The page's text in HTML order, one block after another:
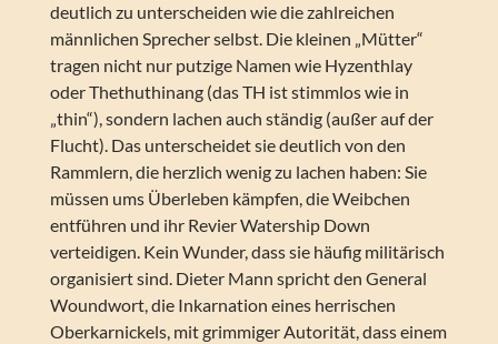
deutlich zu unterscheiden wie die zahlreichen
männlichen Sprecher selbst. Die kleinen „Mütter“
tragen nicht nur putzige Namen wie Hyzenthlay
oder Thethuthinang (das TH ist stimmlos wie in
„thin“), sondern lachen auch ständig (außer auf der
Flucht). Das unterscheidet sie deutlich von den
Rammlern, die herzlich wenig zu lachen haben: Sie
müssen ums Überleben kämpfen, die Weibchen
entführen und ihr Revier Watership Down
verteidigen. Kein Wunder, dass sie häufig militärisch
organisiert sind. Dieter Mann spricht den General
Woundwort, die Inkarnation eines herrischen
Oberkarnickels, mit grimmiger Autorität, dass einem